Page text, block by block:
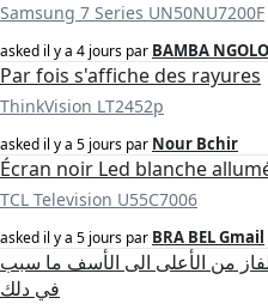
Samsung 7 Series UN50NU7200F
asked il y a 4 jours par BAMBA NGOLO
Par fois s'affiche des rayures
ThinkVision LT2452p
asked il y a 5 jours par Nour Bchir
Écran noir Led blanche
TCL Television U55C7006
asked il y a 5 jours par BRA BEL Gmail
من الأعلى الى الأسف ما سبب
في دلك